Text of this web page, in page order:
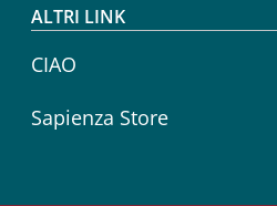
ALTRI LINK
CIAO
Sapienza Store